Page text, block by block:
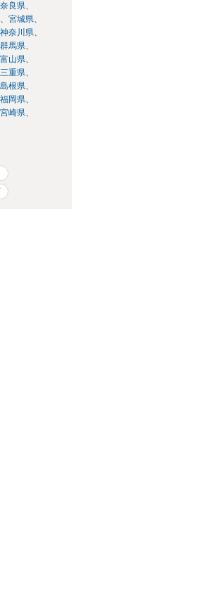
奈良県
宮城県
神奈川県
群馬県
富山県
三重県
島根県
福岡県
宮崎県